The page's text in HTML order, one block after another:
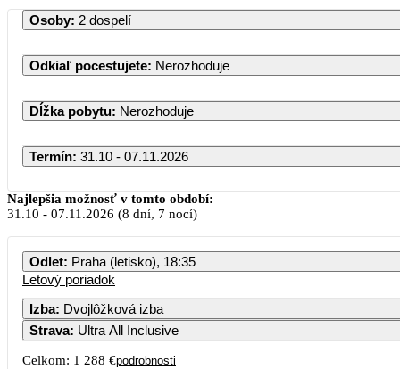
Osoby: 2 dospelí
Odkiaľ pocestujete: Nerozhoduje
Dĺžka pobytu: Nerozhoduje
Termín: 31.10 - 07.11.2026
Október 2026
PO UT ST ŠT PI SO
756 752
Najlepšia možnosť v tomto období:
31.10 - 07.11.2026 (8 dní, 7 nocí)
Odlet: Praha (letisko), 18:35
Letový poriadok
Izba: Dvojlôžková izba
Strava: Ultra All Inclusive
Celkom: 1 288 €podrobnosti